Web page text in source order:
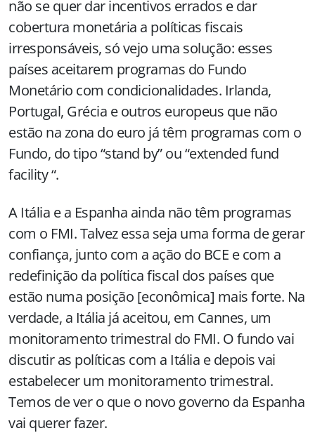
não se quer dar incentivos errados e dar
cobertura monetária a políticas fiscais
irresponsáveis, só vejo uma solução: esses
países aceitarem programas do Fundo
Monetário com condicionalidades. Irlanda,
Portugal, Grécia e outros europeus que não
estão na zona do euro já têm programas com o
Fundo, do tipo “stand by” ou “extended fund
facility “.
A Itália e a Espanha ainda não têm programas
com o FMI. Talvez essa seja uma forma de gerar
confiança, junto com a ação do BCE e com a
redefinição da política fiscal dos países que
estão numa posição [econômica] mais forte. Na
verdade, a Itália já aceitou, em Cannes, um
monitoramento trimestral do FMI. O fundo vai
discutir as políticas com a Itália e depois vai
estabelecer um monitoramento trimestral.
Temos de ver o que o novo governo da Espanha
vai querer fazer.